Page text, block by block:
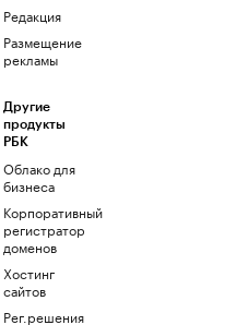
Редакция
Размещение
рекламы
Другие
продукты
РБК
Облако для
бизнеса
Корпоративный
регистратор
доменов
Хостинг
сайтов
Рег.решения